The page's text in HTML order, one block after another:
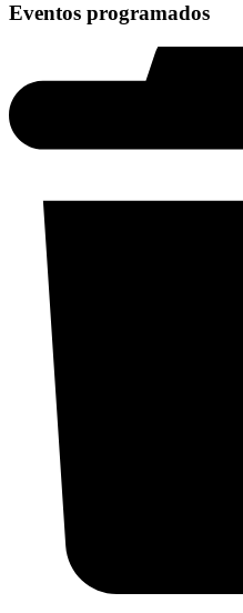
Eventos programados